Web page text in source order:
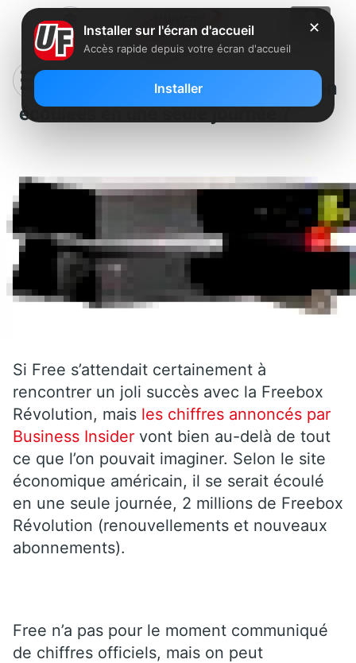
2 Millions de Freebox Révolution
écoulées en une seule journée ?
Si Free s’attendait certainement à
rencontrer un joli succès avec la Freebox
Révolution, mais les chiffres annoncés par
Business Insider vont bien au-delà de tout
ce que l’on pouvait imaginer. Selon le site
économique américain, il se serait écoulé
en une seule journée, 2 millions de Freebox
Révolution (renouvellements et nouveaux
abonnements).
Free n’a pas pour le moment communiqué
de chiffres officiels, mais on peut
✕
Installer sur l'écran d'accueil
Accès rapide depuis votre écran d'accueil
Installer